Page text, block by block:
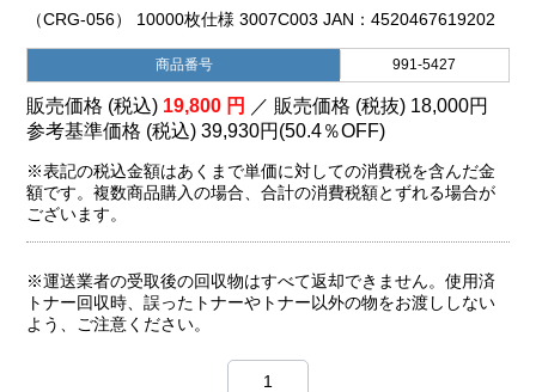
（CRG-056） 10000枚仕様 3007C003 JAN：4520467619202
商品番号 991-5427
販売価格 (税込) 19,800 円 ／ 販売価格 (税抜) 18,000円
参考基準価格 (税込)39,930円 (50.4％OFF)
※表記の税込金額はあくまで単価に対しての消費税を含んだ金
額です。複数商品購入の場合、合計の消費税額とずれる場合が
ございます。
※運送業者の受取後の回収物はすべて返却できません。使用済
トナー回収時、誤ったトナーやトナー以外の物をお渡ししない
よう、ご注意ください。